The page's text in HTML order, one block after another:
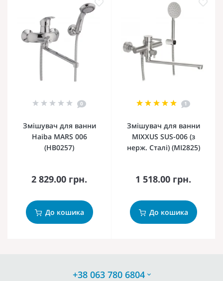
0
Змішувач для ванни
Haiba MARS 006
(HB0257)
2 829.00 грн.
До кошика
1
Змішувач для ванни
MIXXUS SUS-006 (з
нерж. Сталі) (MI2825)
1 518.00 грн.
До кошика
+38 063 780 6804